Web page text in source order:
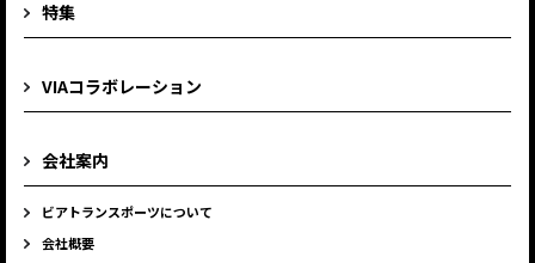
特集
VIAコラボレーション
会社案内
ビアトランスポーツについて
会社概要